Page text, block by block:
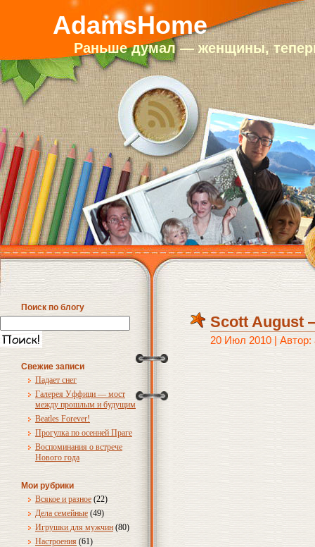
AdamsHome
Раньше думал — женщины,
Поиск по блогу
Свежие записи
Падает снег
Галерея Уффици — мост
между прошлым и будущим
Beatles Forever!
Прогулка по осенней Праге
Воспоминания о встрече
Нового года
Мои рубрики
Всякое и разное (22)
Дела семейные (49)
Игрушки для мужчин (80)
Настроения (61)
Scott August
20 Июл 2010 | Автор: